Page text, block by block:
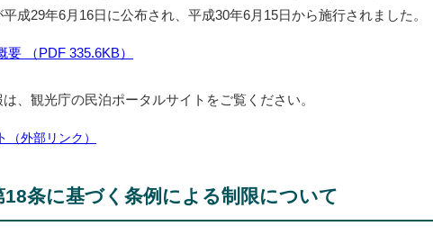
成29年6月16日に公布され、平成30年6月15日から施行されました。
（PDF 335.6KB）
、観光庁の民泊ポータルサイトをご覧ください。
（外部リンク）
18条に基づく条例による制限について